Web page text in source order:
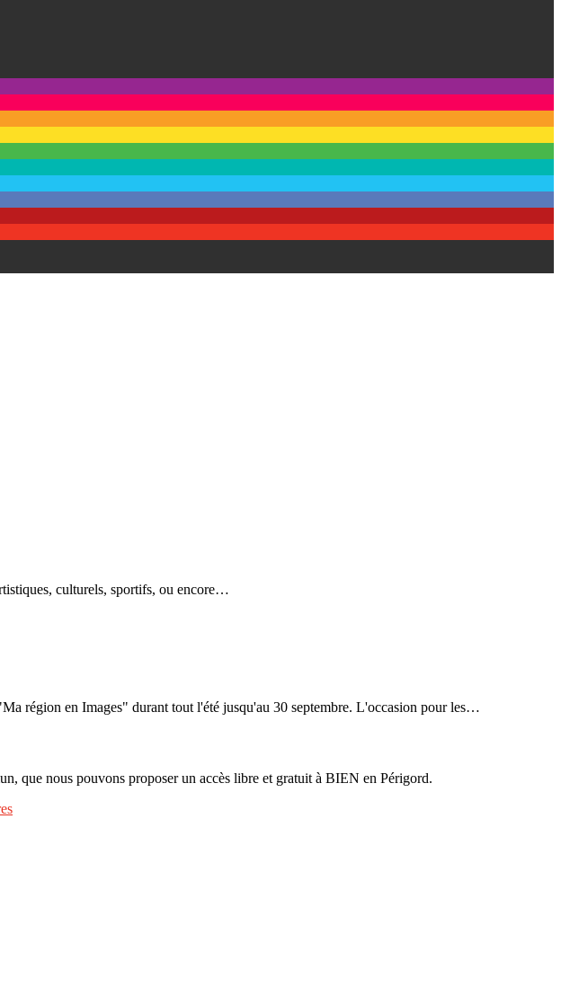
culturels, sportifs, ou encore…
région en Images" durant tout l'été jusqu'au 30 septembre. L'occasion pour les…
que nous pouvons proposer un accès libre et gratuit à BIEN en Périgord.